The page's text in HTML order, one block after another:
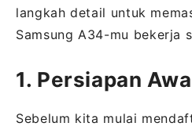
langkah detail untuk
Samsung A34-mu bekerja
1. Persiapan
Sebelum kita mulai